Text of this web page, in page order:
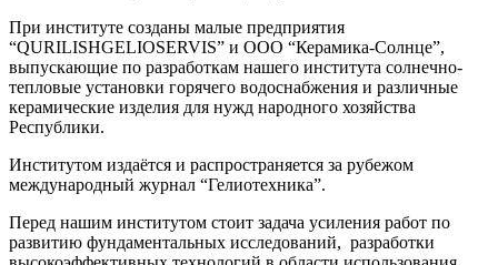
При институте созданы малые предприятия
“QURILISHGELIOSERVIS” и ООО “Керамика-Солнце”,
выпускающие по разработкам нашего института солнечно-
тепловые установки горячего водоснабжения и различные
керамические изделия для нужд народного хозяйства
Республики.
Институтом издаётся и распространяется за рубежом
международный журнал “Гелиотехника”.
Перед нашим институтом стоит задача усиления работ по
развитию фундаментальных исследований, разработки